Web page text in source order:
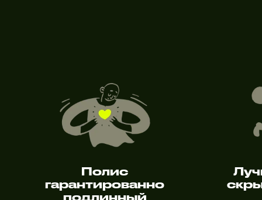
Полис
гарантированно
подлинный